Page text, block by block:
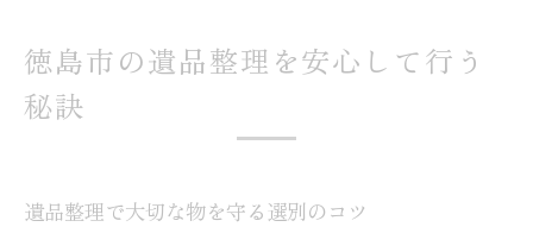
徳島市の遺品整理を安心して行う
秘訣
遺品整理で大切な物を守る選別のコツ